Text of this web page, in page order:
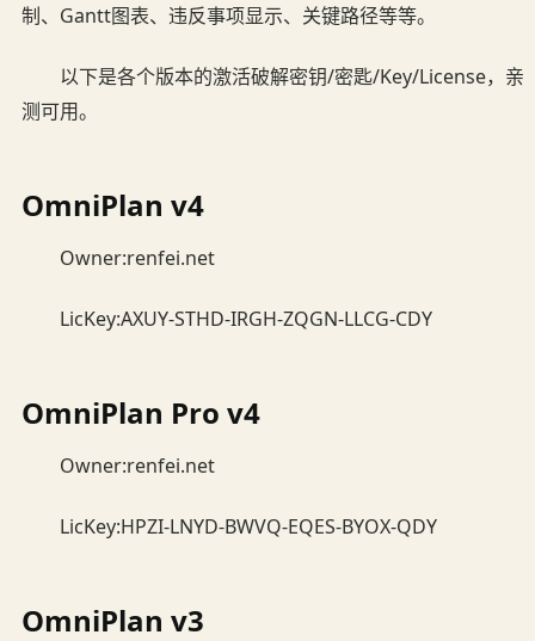
制、Gantt图表、违反事项显示、关键路径等等。
以下是各个版本的激活破解密钥/密匙/Key/License，亲
测可用。
OmniPlan v4
Owner:renfei.net
LicKey:AXUY-STHD-IRGH-ZQGN-LLCG-CDY
OmniPlan Pro v4
Owner:renfei.net
LicKey:HPZI-LNYD-BWVQ-EQES-BYOX-QDY
OmniPlan v3